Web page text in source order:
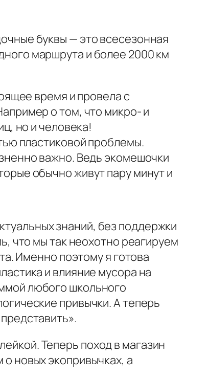
буквы — это всесезонная
маршрута и более 2000 км
время и провела с
о том, что микро- и
но и человека!
пластиковой проблемы.
важно. Ведь экомешочки
обычно живут пару минут и
знаний, без поддержки
что мы так неохотно реагируем
Именно поэтому я готова
и влияние мусора на
любого школьного
привычки. А теперь
.
Теперь поход в магазин
новых экопривычках, а